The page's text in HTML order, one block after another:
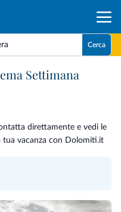
Cerca
Settimana
direttamente e vedi le
tua vacanza con Dolomiti.it